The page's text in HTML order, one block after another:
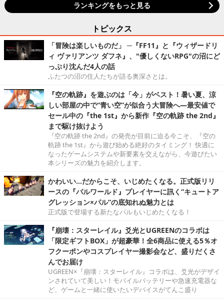
ランキングをもっと見る
トピックス
「冒険は楽しいものだ」 ─『FF11』と『ウィザードリ
ィ ヴァリアンツ ダフネ』、"優しくないRPG"の沼にど
っぷり沈んだ4人の話
ふたつの沼の住人たちが語る奥深さとは。
『空の軌跡』を遊ぶのは「今」がベスト！暑い夏、涼
しい部屋の中で“青い空”が似合う大冒険へ―最安値で
セール中の『the 1st』から新作『空の軌跡 the 2nd』
まで駆け抜けよう
『空の軌跡 the 2nd』の発売が目前に迫る今こそ、『空の
軌跡 the 1st』から遊び始める絶好のタイミング！ 快適に
なったゲームシステムや新要素を交えながら、今遊びたい
本シリーズの魅力を紹介します。
かわいい…だからこそ、いじめたくなる。正式版リリ
ースの『パルワールド』プレイヤーに訊く“キュートア
グレッション×パル”の底知れぬ魅力とは
正式版で登場する新たなパルもいじめたくなる！
『崩壊：スターレイル』爻光とUGREENのコラボは
「限定ギフトBOX」が超豪華！全6商品に使える5％オ
フクーポンやコスプレイヤー撮影会など、盛りだくさ
んでお届け
UGREEN×『崩壊：スターレイル』コラボは、爻光がデザイ
ンされていて美しい！モバイルバッテリーや急速充電器な
ど、ゲームと一緒に使いたいデバイスがてんこ盛り